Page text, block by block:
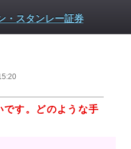
です。どのような手